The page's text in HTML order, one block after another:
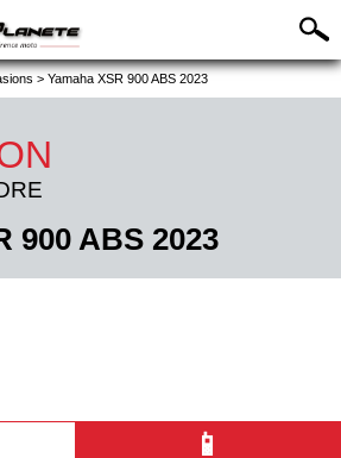
> Yamaha XSR 900 ABS 2023
900 ABS 2023
📱